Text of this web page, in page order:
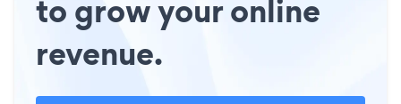
to grow your online
revenue.